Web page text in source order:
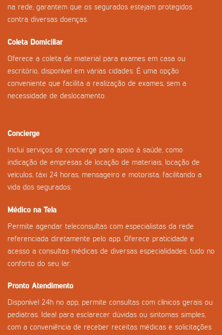
na rede, garantem que os segurados estejam protegidos
contra diversas doenças.
Coleta Domiciliar
Oferece a coleta de material para exames em casa ou
escritório, disponível em várias cidades. É uma opção
conveniente que facilita a realização de exames, sem a
necessidade de deslocamento.
Concierge
Inclui serviços de concierge para apoio à saúde, como
indicação de empresas de locação de materiais, locação de
veículos, táxi 24 horas, mensageiro e motorista, facilitando a
vida dos segurados.
Médico na Tela
Permite agendar teleconsultas com especialistas da rede
referenciada diretamente pelo app. Oferece praticidade e
acesso a consultas médicas de diversas especialidades, tudo no
conforto do seu lar.
Pronto Atendimento
Disponível 24h no app, permite consultas com clínicos gerais ou
pediatras. Ideal para esclarecer dúvidas ou sintomas simples,
com a conveniência de receber receitas médicas e solicitações